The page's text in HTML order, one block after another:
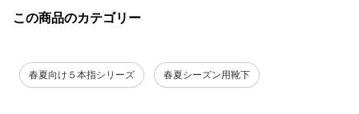
この商品のカテゴリー
春夏向け５本指シリーズ 春夏シーズン用靴下